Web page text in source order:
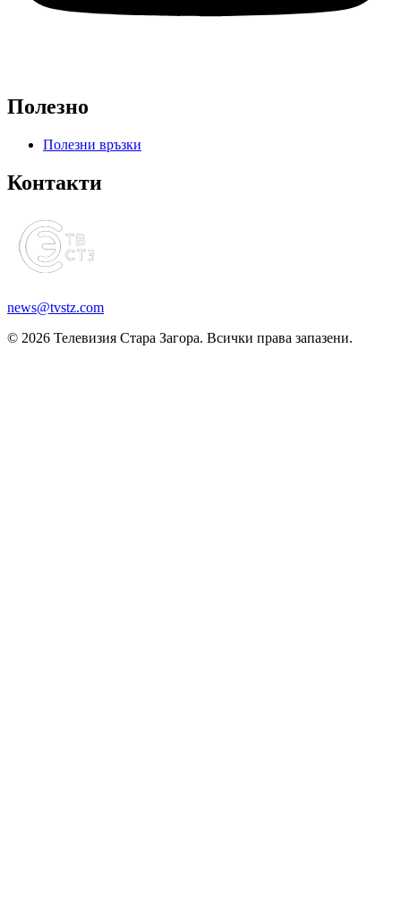
Полезно
Полезни връзки
Контакти
news@tvstz.com
© 2026 Телевизия Стара Загора. Всички права запазени.